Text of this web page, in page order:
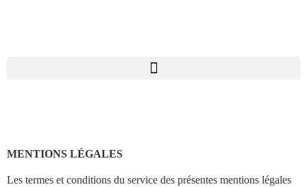
MENTIONS LÉGALES
Les termes et conditions du service des présentes mentions légales